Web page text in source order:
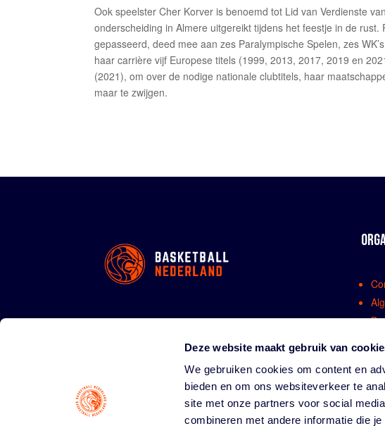
Deze website maakt gebruik van
We gebruiken cookies om content en
bieden en om ons websiteverkeer te
site met onze partners voor social
combineren met andere informatie die
Ook speelster Cher Korver is benoemd tot Lid van Verdienste
onderscheiding in Almere uitgereikt tijdens het feestje in de
gepasseerd, deed mee aan zes Paralympische Spelen, zes
haar carrière vijf Europese titels (1999, 2013, 2017, 2019 en
(2021), om over de nodige nationale clubtitels, haar
maar te zwijgen.